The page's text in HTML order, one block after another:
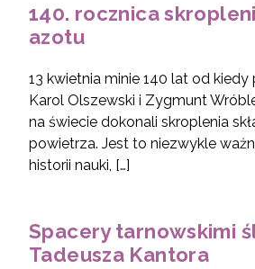
140. rocznica
azotu
13 kwietnia minie 140 lat od
Karol Olszewski i Zygmunt
na świecie dokonali skroplenia
powietrza. Jest to niezwykle
historii nauki, […]
Spacery tarnowskimi
Tadeusza Kantora